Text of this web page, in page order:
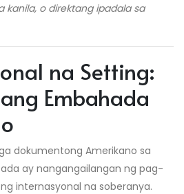
kanila, o direktang ipadala sa
na Setting:
Embahada
dokumentong Amerikano sa
ay nangangailangan ng pag-
internasyonal na soberanya.